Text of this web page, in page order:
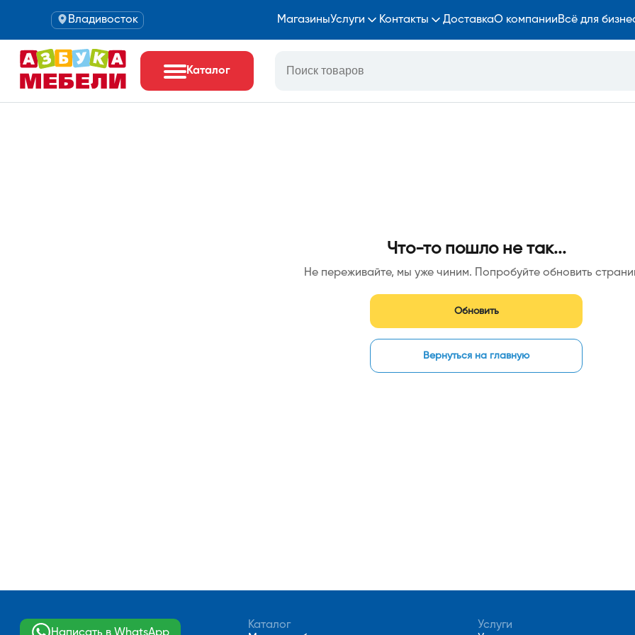
Владивосток МагазиныУслуги Контакты ДоставкаО компанииВсё для
Каталог
Что-то пошло не так...
Не переживайте, мы уже чиним. Попробуйте обновить
Обновить
Вернуться на главную
Написать в WhatsApp
Каталог
Услуги